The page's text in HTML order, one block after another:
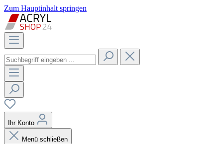
Zum Hauptinhalt springen
Ihr Konto
Menü schließen